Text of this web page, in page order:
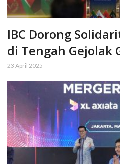
IBC Dorong
di Tengah Gejolak
23 April 2025